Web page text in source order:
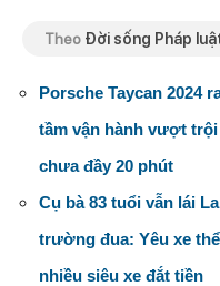
Theo Đời sống Pháp
Porsche Taycan 2024
tầm vận hành vượt
chưa đầy 20 phút
Cụ bà 83 tuổi vẫn lái
trường đua: Yêu xe
nhiều siêu xe đắt tiền